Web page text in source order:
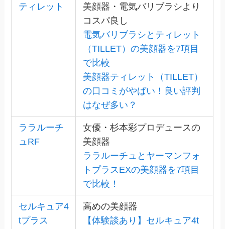
ティレット
美顔器・電気バリブラシより
コスパ良し
電気バリブラシとティレット
（TILLET）の美顔器を7項目
で比較
美顔器ティレット（TILLET）
の口コミがやばい！良い評判
はなぜ多い？
ララルーチ
ュRF
女優・杉本彩プロデュースの
美顔器
ララルーチュとヤーマンフォ
トプラスEXの美顔器を7項目
で比較！
セルキュア4
tプラス
高めの美顔器
【体験談あり】セルキュア4t